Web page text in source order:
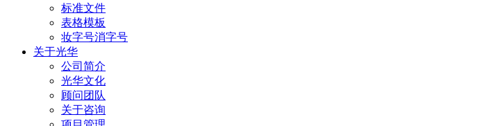
标准文件
表格模板
妆字号消字号
关于光华
公司简介
光华文化
顾问团队
关于咨询